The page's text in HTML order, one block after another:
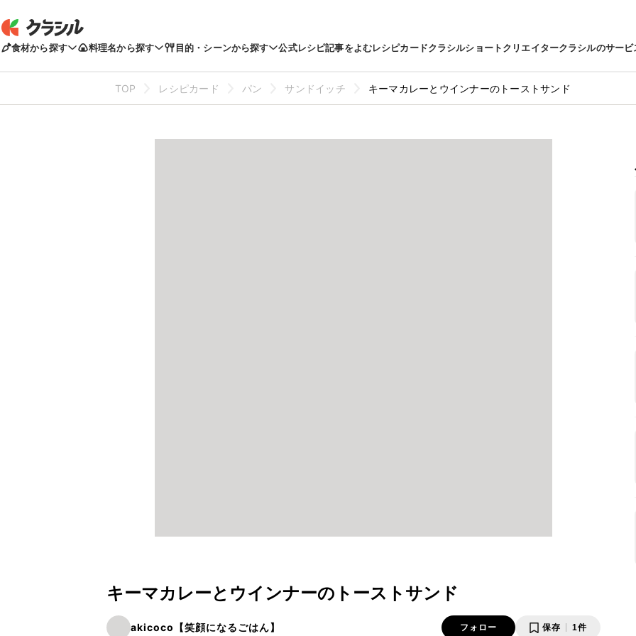
食材から探す 料理名から探す 目的・シーンから探す 公式レシピ記事をよむレシピカードクラシルショートクリエイタークラシルのサービ
TOP レシピカード パン サンドイッチ キーマカレーとウインナーのトーストサンド
キーマカレーとウインナーのトーストサンド
akicoco【笑顔になるごはん】 フォロー 保存 1件